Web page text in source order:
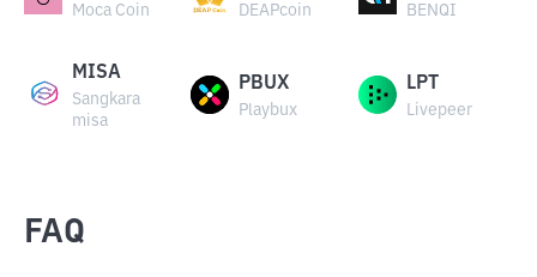
Moca Coin DEAPcoin BENQI
MISA
Sangkara
misa
PBUX
Playbux
LPT
Livepeer
FAQ